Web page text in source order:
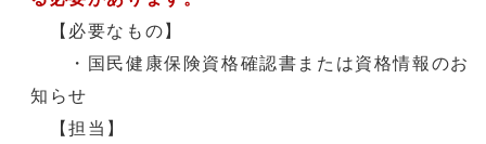
【必要なもの】
・国民健康保険資格確認書または資格情報のお
知らせ
【担当】